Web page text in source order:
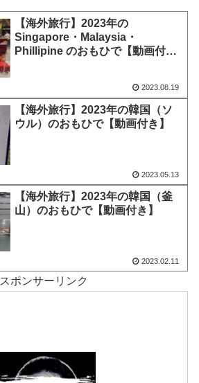
【海外旅行】2023年の
Singapore・Malaysia・
Phillipine のおもひで【動画付
2023.08.19
【海外旅行】2023年の韓国（ソ
ウル）のおもひで【動画付き】
2023.05.13
【海外旅行】2023年の韓国（釜
山）のおもひで【動画付き】
2023.02.11
スポンサーリンク